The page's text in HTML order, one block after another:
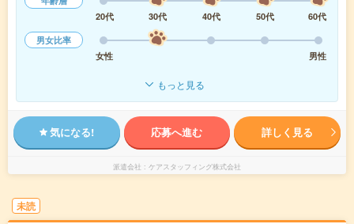
20代
30代 40代 50代
60代
男女比率
女性
男性
もっと見る
気になる! 応募へ進む 詳しく見る
派遣会社 ケアスタッフィング株式会社
未読